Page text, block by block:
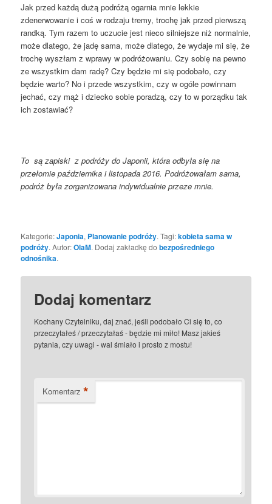
Jak przed każdą dużą podróżą ogarnia mnie lekkie
zdenerwowanie i coś w rodzaju tremy, trochę jak przed pierwszą
randką. Tym razem to uczucie jest nieco silniejsze niż normalnie,
może dlatego, że jadę sama, może dlatego, że wydaje mi się, że
trochę wyszłam z wprawy w podróżowaniu. Czy sobię na pewno
ze wszystkim dam radę? Czy będzie mi się podobało, czy
będzie warto? No i przede wszystkim, czy w ogóle powinnam
jechać, czy mąż i dziecko sobie poradzą, czy to w porządku tak
ich zostawiać?
To są zapiski z podróży do Japonii, która odbyła się na
przełomie października i listopada 2016. Podróżowałam sama,
podróż była zorganizowana indywidualnie przeze mnie.
Kategorie:Japonia, Planowanie podróży. Tagi:kobieta sama w
podróży. Autor:OlaM. Dodaj zakładkę dobezpośredniego
odnośnika.
Dodaj komentarz
Kochany Czytelniku, daj znać, jeśli podobało Ci się to, co
przeczytałeś / przeczytałaś - będzie mi miło! Masz jakieś
pytania, czy uwagi - wal śmiało i prosto z mostu!
Komentarz *